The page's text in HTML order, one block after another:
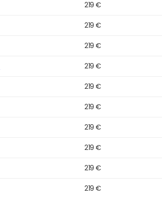
219 €
219 €
219 €
219 €
219 €
219 €
219 €
219 €
219 €
219 €